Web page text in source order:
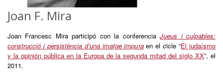
Joan F. Mira
Joan Francesc Mira participó con la conferenciaJueus i culpables:
construcció i persistència d’una imatge impura en elcicle “El judaísmo
y la opinión pública en la Europa de la segunda mitad del siglo XX”, el
2011.